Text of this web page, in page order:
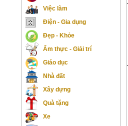
Việc làm
Điện - Gia dụng
Đẹp - Khỏe
Ẩm thực - Giải trí
Giáo dục
Nhà đất
Xây dựng
Quà tặng
Xe